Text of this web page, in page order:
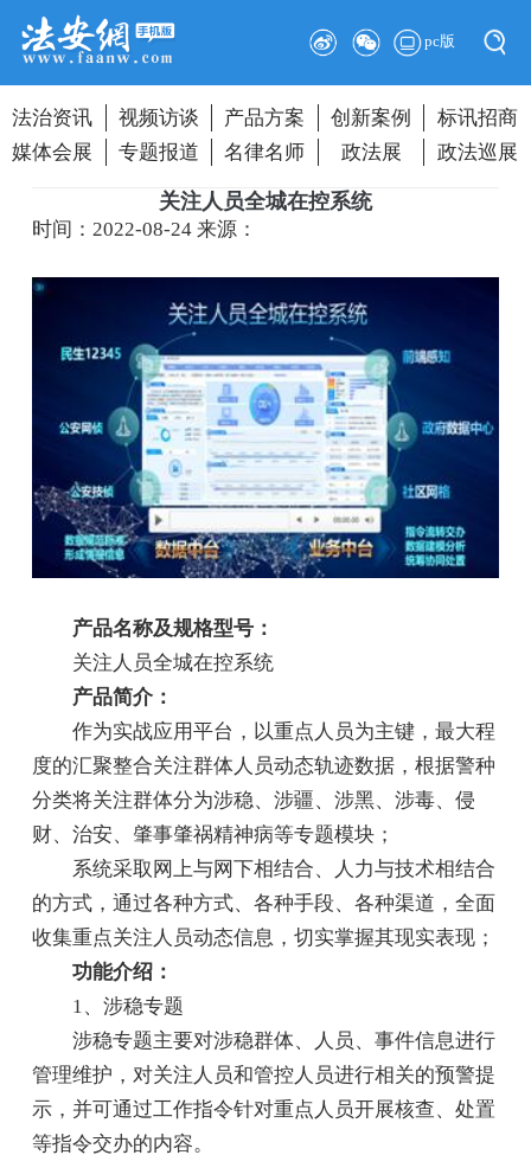
pc版
法治资讯 视频访谈 产品方案 创新案例
标讯招商
媒体会展
专题报道 名律名师 政法展 政法巡展
关注人员全城在控系统
时间：2022-08-24来源：
产品名称及规格型号：
关注人员全城在控系统
产品简介：
作为实战应用平台，以重点人员为主键，最大程
度的汇聚整合关注群体人员动态轨迹数据，根据警种
分类将关注群体分为涉稳、涉疆、涉黑、涉毒、侵
财、治安、肇事肇祸精神病等专题模块；
系统采取网上与网下相结合、人力与技术相结合
的方式，通过各种方式、各种手段、各种渠道，全面
收集重点关注人员动态信息，切实掌握其现实表现；
功能介绍：
1、涉稳专题
涉稳专题主要对涉稳群体、人员、事件信息进行
管理维护，对关注人员和管控人员进行相关的预警提
示，并可通过工作指令针对重点人员开展核查、处置
等指令交办的内容。